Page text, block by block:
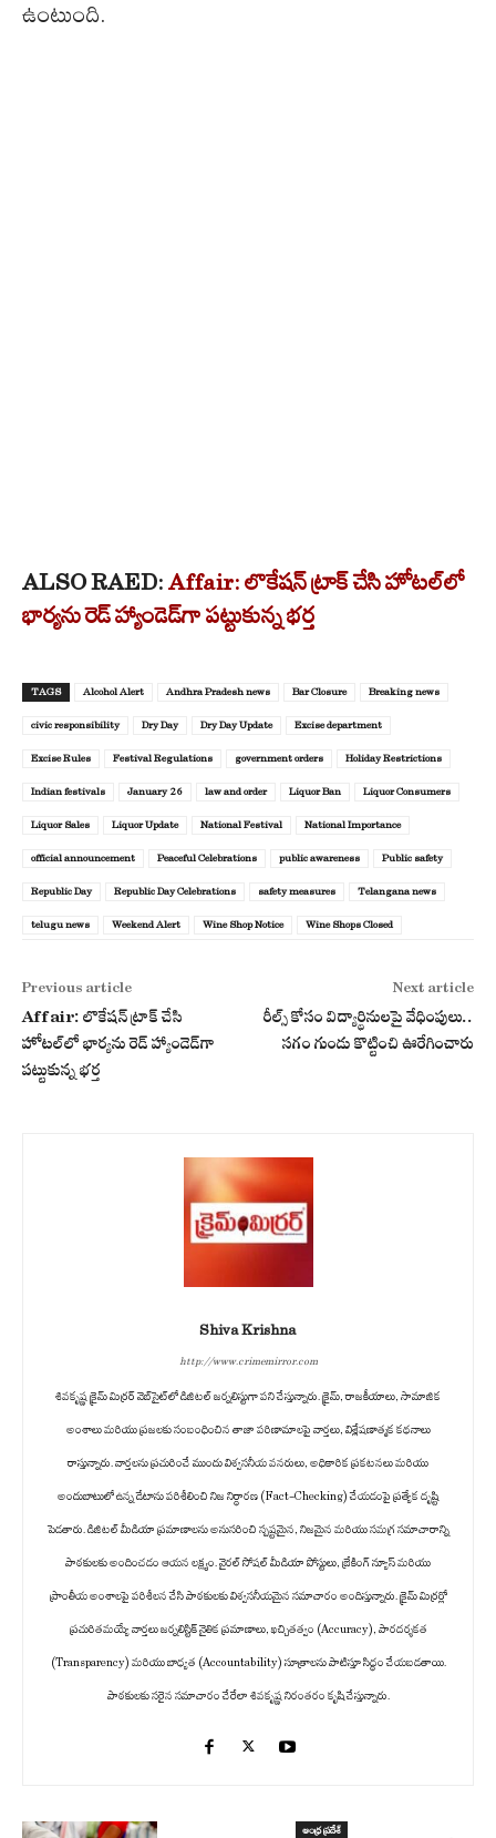
ఉంటుంది.
ALSO RAED: Affair: లొకేషన్ ట్రాక్ చేసి హోటల్‌లో
భార్యను రెడ్ హ్యాండెడ్‌గా పట్టుకున్న భర్త
TAGS Alcohol Alert Andhra Pradesh news Bar Closure Breaking news
civic responsibility Dry Day Dry Day Update Excise department
Excise Rules Festival Regulations government orders Holiday Restrictions
Indian festivals January 26 law and order Liquor Ban Liquor Consumers
Liquor Sales Liquor Update National Festival National Importance
official announcement Peaceful Celebrations public awareness Public safety
Republic Day Republic Day Celebrations safety measures Telangana news
telugu news Weekend Alert Wine Shop Notice Wine Shops Closed
Previous article
Affair: లొకేషన్ ట్రాక్ చేసి
హోటల్‌లో భార్యను రెడ్ హ్యాండెడ్‌గా
పట్టుకున్న భర్త
Next article
రీల్స్ కోసం విద్యార్థినులపై వేధింపులు..
సగం గుండు కొట్టించి ఊరేగించారు
Shiva Krishna
http://www.crimemirror.com
శివకృష్ణ క్రైమ్ మిర్రర్ వెబ్‌సైట్‌లో డిజిటల్ జర్నలిస్టుగా పని చేస్తున్నారు. క్రైమ్, రాజకీయాలు, సామాజిక
అంశాలు మరియు ప్రజలకు సంబంధించిన తాజా పరిణామాలపై వార్తలు, విశ్లేషణాత్మక కథనాలు
రాస్తున్నారు. వార్తలను ప్రచురించే ముందు విశ్వసనీయ వనరులు, అధికారిక ప్రకటనలు మరియు
అందుబాటులో ఉన్న డేటాను పరిశీలించి నిజ నిర్ధారణ (Fact-Checking) చేయడంపై ప్రత్యేక దృష్టి
పెడతారు. డిజిటల్ మీడియా ప్రమాణాలను అనుసరించి స్పష్టమైన, నిజమైన మరియు సమగ్ర సమాచారాన్ని
పాఠకులకు అందించడం ఆయన లక్ష్యం. వైరల్ సోషల్ మీడియా పోస్టులు, బ్రేకింగ్ న్యూస్ మరియు
ప్రాంతీయ అంశాలపై పరిశీలన చేసి పాఠకులకు విశ్వసనీయమైన సమాచారం అందిస్తున్నారు. క్రైమ్ మిర్రర్లో
ప్రచురితమయ్యే వార్తలు జర్నలిస్టిక్ నైతిక ప్రమాణాలు, ఖచ్చితత్వం (Accuracy), పారదర్శకత
(Transparency) మరియు బాధ్యత (Accountability) సూత్రాలను పాటిస్తూ సిద్ధం చేయబడతాయి.
పాఠకులకు సరైన సమాచారం చేరేలా శివకృష్ణ నిరంతరం కృషి చేస్తున్నారు.
ఆంధ్ర ప్రదేశ్